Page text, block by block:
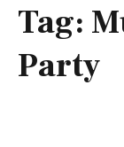
Tag:
Party